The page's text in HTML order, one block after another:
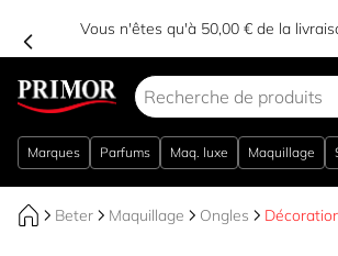
Vous n'êtes qu'à 50,00 € de la
Marques Parfums Maq. luxe Maquillage
Beter Maquillage Ongles